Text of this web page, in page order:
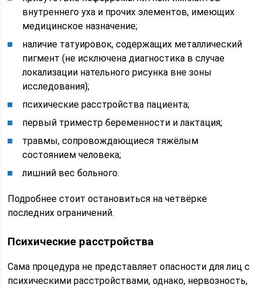
внутреннего уха и прочих элементов, имеющих
медицинское назначение;
наличие татуировок, содержащих металлический
пигмент (не исключена диагностика в случае
локализации нательного рисунка вне зоны
исследования);
психические расстройства пациента;
первый триместр беременности и лактация;
травмы, сопровождающиеся тяжёлым
состоянием человека;
лишний вес больного.
Подробнее стоит остановиться на четвёрке
последних ограничений.
Психические расстройства
Сама процедура не представляет опасности для лиц с
психическими расстройствами, однако, нервозность,